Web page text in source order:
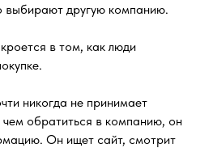
выбирают другую компанию.
в том, как люди
никогда не принимает
обратиться в компанию, он
Он ищет сайт, смотрит